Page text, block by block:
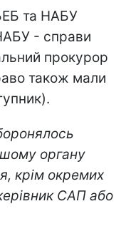
та НАБУ
- справи
прокурор
також мали
органу
крім окремих
САП або